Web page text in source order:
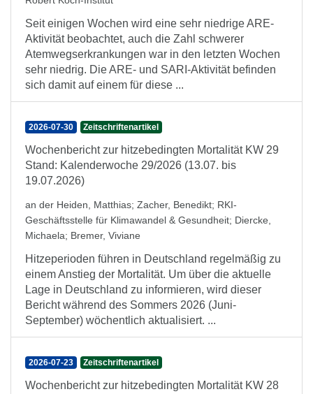
Seit einigen Wochen wird eine sehr niedrige ARE-
Aktivität beobachtet, auch die Zahl schwerer
Atemwegserkrankungen war in den letzten Wochen
sehr niedrig. Die ARE- und SARI-Aktivität befinden
sich damit auf einem für diese ...
2026-07-30 Zeitschriftenartikel
Wochenbericht zur hitzebedingten Mortalität KW 29
Stand: Kalenderwoche 29/2026 (13.07. bis
19.07.2026)
an der Heiden, Matthias; Zacher, Benedikt; RKI-
Geschäftsstelle für Klimawandel & Gesundheit; Diercke,
Michaela; Bremer, Viviane
Hitzeperioden führen in Deutschland regelmäßig zu
einem Anstieg der Mortalität. Um über die aktuelle
Lage in Deutschland zu informieren, wird dieser
Bericht während des Sommers 2026 (Juni-
September) wöchentlich aktualisiert. ...
2026-07-23 Zeitschriftenartikel
Wochenbericht zur hitzebedingten Mortalität KW 28